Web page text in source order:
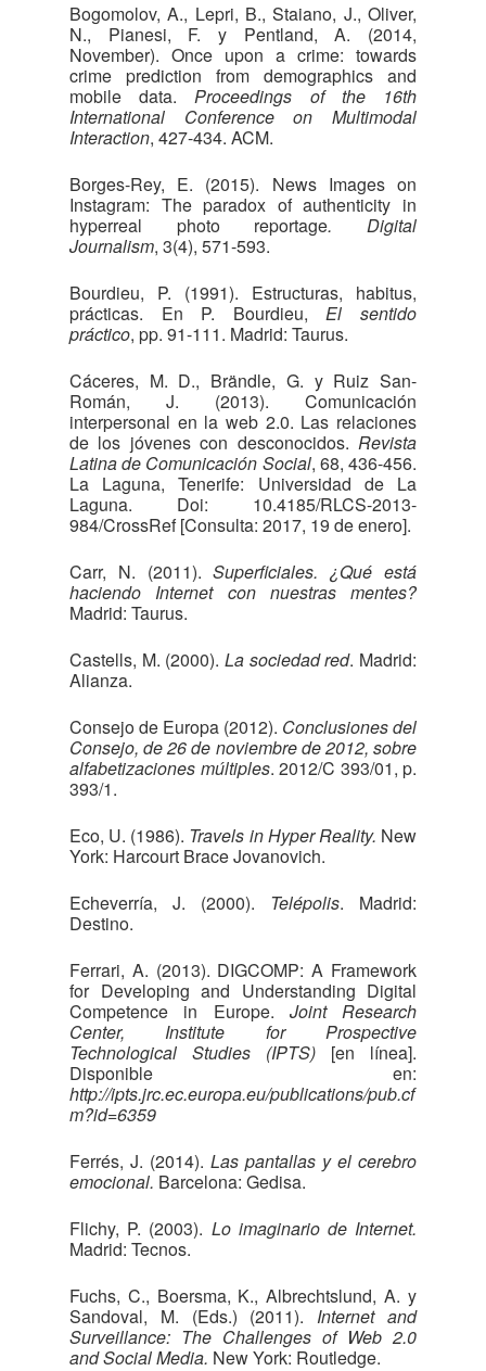
Bogomolov, A., Lepri, B., Staiano, J., Oliver,
N., Pianesi, F. y Pentland, A. (2014,
November). Once upon a crime: towards
crime prediction from demographics and
mobile data.Proceedings of the 16th
International Conference on Multimodal
Interaction, 427-434. ACM.
Borges-Rey, E. (2015). News Images on
Instagram: The paradox of authenticity in
hyperreal photo reportage. Digital
Journalism, 3(4), 571-593.
Bourdieu, P. (1991). Estructuras, habitus,
prácticas. En P. Bourdieu, El sentido
práctico, pp. 91-111. Madrid: Taurus.
Cáceres, M. D., Brändle, G. y Ruiz San-
Román, J. (2013). Comunicación
interpersonal en la web 2.0. Las relaciones
de los jóvenes con desconocidos. Revista
Latina de Comunicación Social, 68, 436-456.
La Laguna, Tenerife: Universidad de La
Laguna. Doi: 10.4185/RLCS-2013-
984/CrossRef [Consulta: 2017, 19 de enero].
Carr, N. (2011).Superficiales. ¿Qué está
haciendo Internet con nuestras mentes?
Madrid: Taurus.
Castells, M. (2000). La sociedad red. Madrid:
Alianza.
Consejo de Europa (2012). Conclusiones del
Consejo, de 26 de noviembre de 2012, sobre
alfabetizaciones múltiples. 2012/C 393/01, p.
393/1.
Eco, U. (1986). Travels in Hyper Reality. New
York: Harcourt Brace Jovanovich.
Echeverría, J. (2000). Telépolis. Madrid:
Destino.
Ferrari, A. (2013). DIGCOMP: A Framework
for Developing and Understanding Digital
Competence in Europe. Joint Research
Center, Institute for Prospective
Technological Studies (IPTS) [en línea].
Disponible en:
http://ipts.jrc.ec.europa.eu/publications/pub.cf
m?id=6359
Ferrés, J. (2014). Las pantallas y el cerebro
emocional. Barcelona: Gedisa.
Flichy, P. (2003). Lo imaginario de Internet.
Madrid: Tecnos.
Fuchs, C., Boersma, K., Albrechtslund, A. y
Sandoval, M. (Eds.) (2011). Internet and
Surveillance: The Challenges of Web 2.0
and Social Media. New York: Routledge.